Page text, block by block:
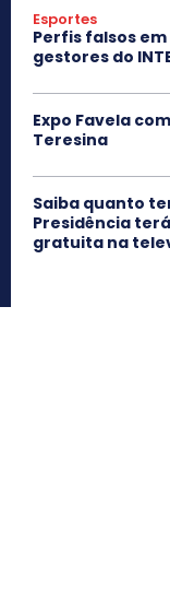
Esportes
Perfis falsos
gestores do
Expo Favela
Teresina
Saiba quanto
Presidência
gratuita na